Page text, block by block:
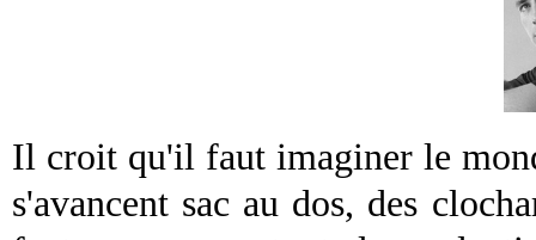
Il croit qu'il faut imaginer le
s'avancent sac au dos, des